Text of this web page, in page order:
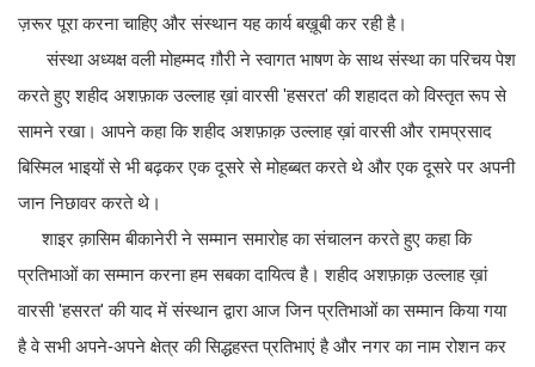
ज़रूर पूरा करना चाहिए और संस्थान यह कार्य बख़ूबी कर रही है।
संस्था अध्यक्ष वली मोहम्मद ग़ौरी ने स्वागत भाषण के साथ संस्था का परिचय पेश
करते हुए शहीद अशफ़ाक उल्लाह ख़ां वारसी 'हसरत' की शहादत को विस्तृत रूप से
सामने रखा। आपने कहा कि शहीद अशफ़ाक़ उल्लाह ख़ां वारसी और रामप्रसाद
बिस्मिल भाइयों से भी बढ़कर एक दूसरे से मोहब्बत करते थे और एक दूसरे पर अपनी
जान निछावर करते थे।
शाइर क़ासिम बीकानेरी ने सम्मान समारोह का संचालन करते हुए कहा कि
प्रतिभाओं का सम्मान करना हम सबका दायित्व है। शहीद अशफ़ाक़ उल्लाह ख़ां
वारसी 'हसरत' की याद में संस्थान द्वारा आज जिन प्रतिभाओं का सम्मान किया गया
है वे सभी अपने-अपने क्षेत्र की सिद्धहस्त प्रतिभाएं है और नगर का नाम रोशन कर